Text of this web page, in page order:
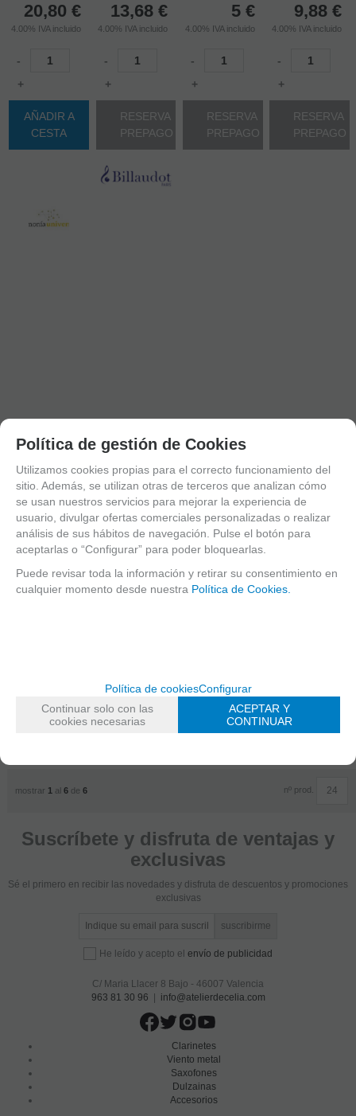
20,80 €
4.00% IVA incluido
-
+
AÑADIR A
CESTA
13,68 €
4.00% IVA incluido
-
+
RESERVA
PREPAGO
5 €
4.00% IVA incluido
-
+
RESERVA
PREPAGO
9,88 €
4.00% IVA incluido
-
+
RESERVA
PREPAGO
Hummel: Trio
Para 3
Sib Mayor
CONSULTAR
STOCK. AGOTADO
RESERVA
GUY.- PIEZA
EN TRIO
EN STOCK.
CÓMPRALO Y LO
RECIBIRÁS AL DIA
SIGUIENTE
LABORABLE
ANTES DE LAS
14:00 HORAS
+
AÑADIR A
mostrar 1 al 6de 6 nº prod.
Suscríbete y disfruta de ventajas y
exclusivas
Sé el primero en recibir las novedades y disfruta de descuentos y promociones
exclusivas
He leído y acepto el envío de publicidad
C/ Maria Llacer 8 Bajo - 46007 Valencia
963 81 30 96 | info@atelierdecelia.com
Clarinetes
Viento metal
Saxofones
Dulzainas
Accesorios
Política de gestión de Cookies
Utilizamos cookies propias para el correcto funcionamiento del
sitio. Además, se utilizan otras de terceros que analizan cómo
se usan nuestros servicios para mejorar la experiencia de
usuario, divulgar ofertas comerciales personalizadas o realizar
análisis de sus hábitos de navegación. Pulse el botón para
aceptarlas o “Configurar” para poder bloquearlas.
Puede revisar toda la información y retirar su consentimiento en
cualquier momento desde nuestra Política de Cookies.
Política de cookiesConfigurar
Continuar solo con las
cookies necesarias
ACEPTAR Y
CONTINUAR